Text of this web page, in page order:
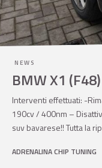
NEWS
BMW X1
Interventi effettuati: -
190cv / 400nm –
suv bavarese!! Tutta la
ADRENALINA CHIP TUNING